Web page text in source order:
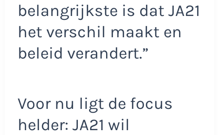
belangrijkste is dat JA21
het verschil maakt en
beleid verandert.”
Voor nu ligt de focus
helder: JA21 wil